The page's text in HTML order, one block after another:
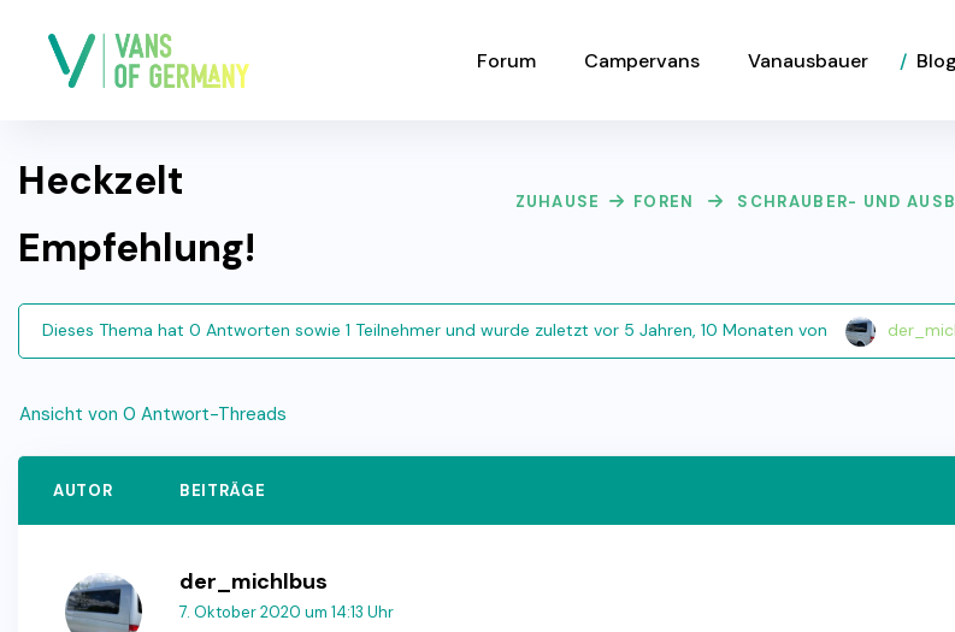
Forum Campervans Vanausbauer Blog
Heckzelt
Empfehlung!
ZUHAUSE FOREN SCHRAUBER- UND
Dieses Thema hat 0 Antworten sowie 1 Teilnehmer und wurde zuletztvor 5 Jahren, 10 Monaten von
Ansicht von 0 Antwort-Threads
AUTOR BEITRÄGE
der_michlbus
7. Oktober 2020 um 14:13 Uhr